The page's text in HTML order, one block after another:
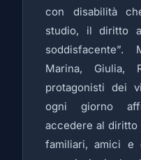
con disabilità
studio, il diritto
soddisfacente”.
Marina, Giulia,
protagonisti dei
ogni giorno
accedere al diritto
familiari, amici e